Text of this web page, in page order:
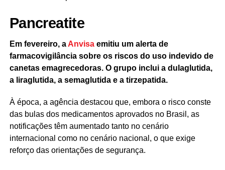
Pancreatite
Em fevereiro, a Anvisaemitiu um alerta de
farmacovigilância sobre os riscos do uso indevido de
canetas emagrecedoras. O grupo inclui a dulaglutida,
a liraglutida, a semaglutida e a tirzepatida.
À época, a agência destacou que, embora o risco conste
das bulas dos medicamentos aprovados no Brasil, as
notificações têm aumentado tanto no cenário
internacional como no cenário nacional, o que exige
reforço das orientações de segurança.